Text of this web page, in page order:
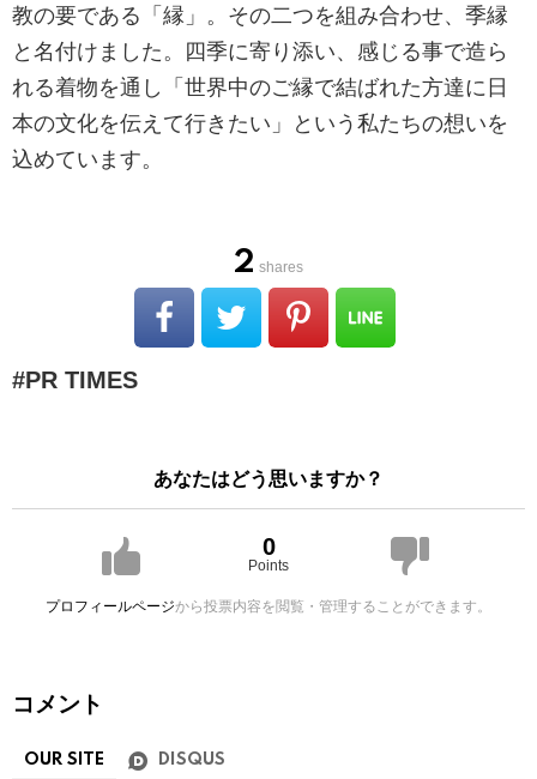
教の要である「縁」。その⼆つを組み合わせ、季縁
と名付けました。四季に寄り添い、感じる事で造ら
れる着物を通し「世界中のご縁で結ばれた⽅達に⽇
本の⽂化を伝えて⾏きたい」という私たちの想いを
込めています。
2 shares
PR TIMES
あなたはどう思いますか？
0
Points
プロフィールページから投票内容を閲覧・管理することができます。
コメント
OUR SITE DISQUS